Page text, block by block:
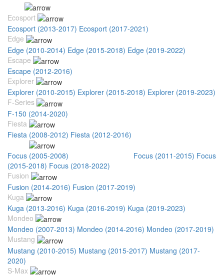
Ecosport
Ecosport (2013-2017) Ecosport (2017-2021)
Edge
Edge (2010-2014) Edge (2015-2018) Edge (2019-2022)
Escape
Escape (2012-2016)
Explorer
Explorer (2010-2015) Explorer (2015-2018) Explorer (2019-2023)
F-Series
F-150 (2014-2020)
Fiesta
Fiesta (2008-2012) Fiesta (2012-2016)
Focus (2005-2008)
Focus (2011-2015) Focus
(2015-2018) Focus (2018-2022)
Fusion
Fusion (2014-2016) Fusion (2017-2019)
Kuga
Kuga (2013-2016) Kuga (2016-2019) Kuga (2019-2023)
Mondeo
Mondeo (2007-2013) Mondeo (2014-2016) Mondeo (2017-2019)
Mustang
Mustang (2010-2015) Mustang (2015-2017) Mustang (2017-
2020)
S-Max